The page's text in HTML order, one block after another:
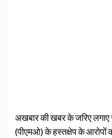
अखबार की खबर के जरिए लगाए
(पीएमओ) के हस्तक्षेप के आरोपों